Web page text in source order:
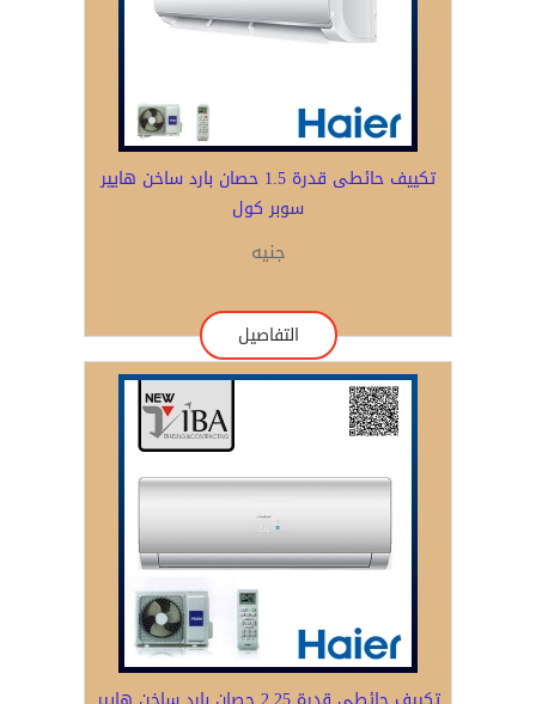
تكييف حائطى قدرة 1.5 حصان بارد ساخن هايير
سوبر كول
جنيه
التفاصيل